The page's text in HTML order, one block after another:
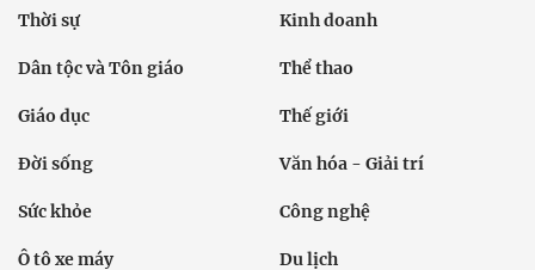
Thời sự Kinh doanh
Dân tộc và Tôn giáo Thể thao
Giáo dục Thế giới
Đời sống Văn hóa - Giải trí
Sức khỏe Công nghệ
Ô tô xe máy Du lịch